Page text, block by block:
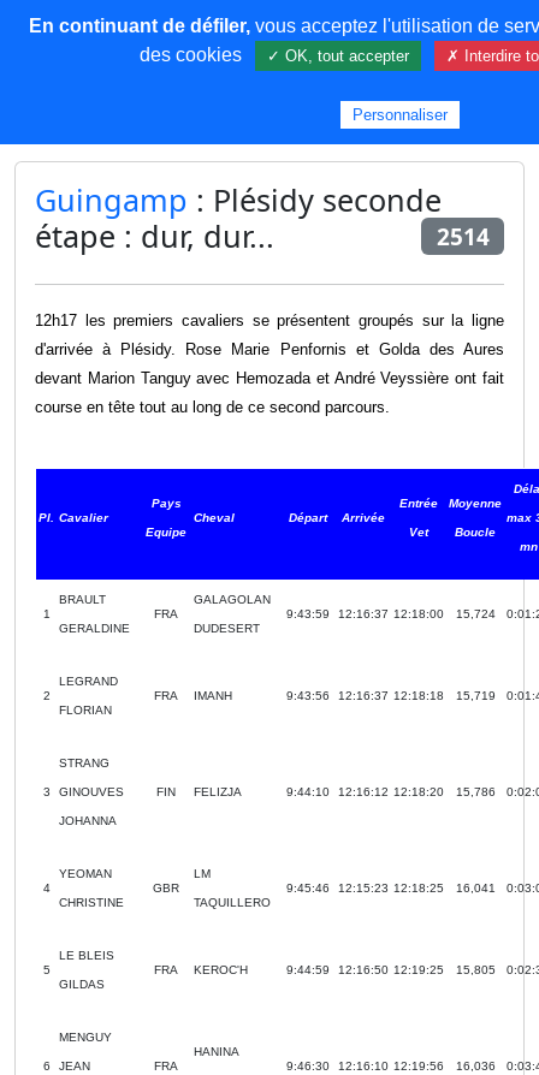
COREMA
Plus de contenu
Guingamp : Plésidy seconde
étape : dur, dur...
2514
12h17 les premiers cavaliers se présentent groupés sur la ligne
d'arrivée à Plésidy. Rose Marie Penfornis et Golda des Aures
devant Marion Tanguy avec Hemozada et André Veyssière ont fait
course en tête tout au long de ce second parcours.
Pl. Cavalier
Pays
Equipe
Cheval Départ Arrivée
Entrée
Vet
Moyenne
Boucle
max
mn
1
BRAULT
GERALDINE
FRA
GALAGOLAN
DUDESERT
9:43:59 12:16:37 12:18:00 15,724
2
LEGRAND
FLORIAN
FRA IMANH 9:43:56 12:16:37 12:18:18 15,719
3
STRANG
GINOUVES
JOHANNA
FIN FELIZJA 9:44:10 12:16:12 12:18:20 15,786
4
YEOMAN
CHRISTINE
GBR
LM
TAQUILLERO
9:45:46 12:15:23 12:18:25 16,041
5
LE BLEIS
GILDAS
FRA KEROC'H 9:44:59 12:16:50 12:19:25 15,805
6
MENGUY
JEAN FRA
HANINA
9:46:30 12:16:10 12:19:56 16,036
En continuant de défiler, vous acceptez l'utilisation de
des cookies
✓ OK, tout accepter ✗ Interdire
Personnaliser